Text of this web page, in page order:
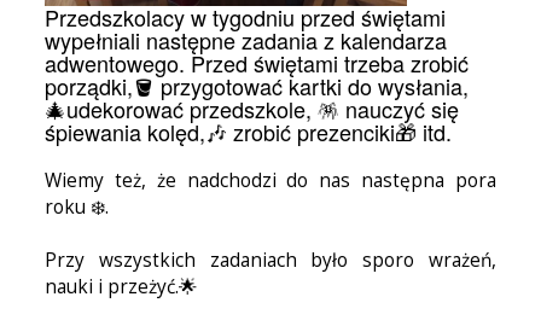
Przedszkolacy w tygodniu przed świętami
wypełniali następne zadania z kalendarza
adwentowego. Przed świętami trzeba zrobić
porządki,🪣 przygotować kartki do wysłania,
🎄udekorować przedszkole, 🪅 nauczyć się
śpiewania kolęd,🎶 zrobić prezenciki🎁 itd.
Wiemy też, że nadchodzi do nas następna pora
roku ❄️.
Przy wszystkich zadaniach było sporo wrażeń,
nauki i przeżyć.🌟